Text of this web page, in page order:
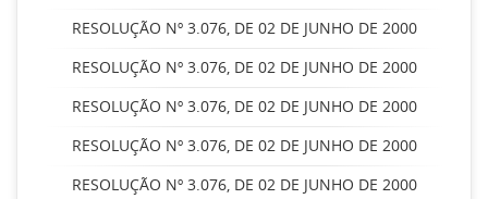
RESOLUÇÃO Nº 3.076, DE 02 DE JUNHO DE 2000
RESOLUÇÃO Nº 3.076, DE 02 DE JUNHO DE 2000
RESOLUÇÃO Nº 3.076, DE 02 DE JUNHO DE 2000
RESOLUÇÃO Nº 3.076, DE 02 DE JUNHO DE 2000
RESOLUÇÃO Nº 3.076, DE 02 DE JUNHO DE 2000